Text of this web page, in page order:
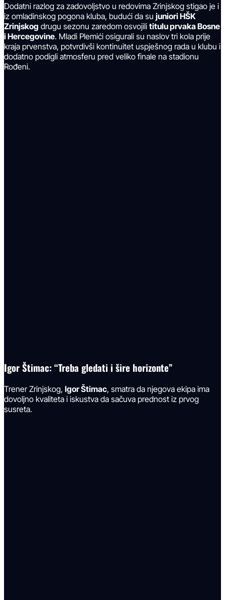
Dodatni razlog za zadovoljstvo u redovima Zrinjskog stigao je i
iz omladinskog pogona kluba, budući da su juniori HŠK
Zrinjskog drugu sezonu zaredom osvojili titulu prvaka Bosne
i Hercegovine. Mladi Plemići osigurali su naslov tri kola prije
kraja prvenstva, potvrdivši kontinuitet uspješnog rada u klubu i
dodatno podigli atmosferu pred veliko finale na stadionu
Rođeni.
Igor Štimac: “Treba gledati i šire horizonte”
Trener Zrinjskog, Igor Štimac, smatra da njegova ekipa ima
dovoljno kvaliteta i iskustva da sačuva prednost iz prvog
susreta.